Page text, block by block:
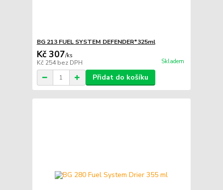
BG 213 FUEL SYSTEM DEFENDER*325ml
Kč 307/ks
Kč 254bez DPH Skladem
Přidat do košíku